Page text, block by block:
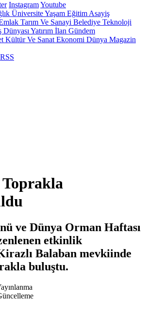
InstagramYoutube
ÜniversiteYaşam Eğitim Asayiş
Tarım Ve Sanayi Belediye Teknoloji
Dünyası Yatırım İlan Gündem
Kültür Ve Sanat Ekonomi Dünya Magazin
RSS
ve Dünya Orman Haftası
etkinlik
Balaban mevkiinde
buluştu.